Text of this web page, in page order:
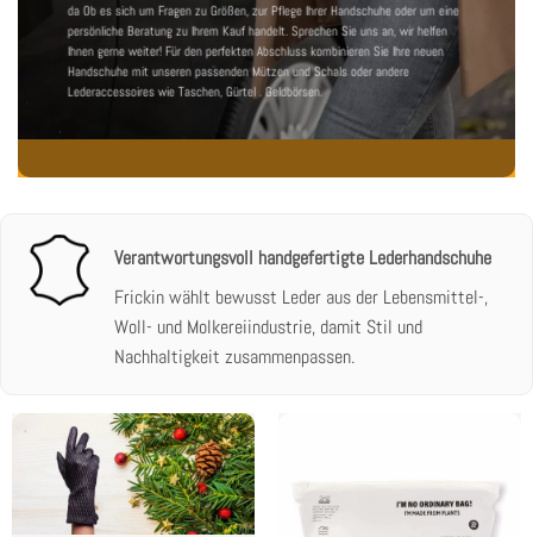
daOb es sich um Fragen zu Größen, zur Pflege Ihrer Handschuhe oder um eine
persönliche Beratung zu Ihrem Kauf handelt. Sprechen Sie uns an, wir helfen
Ihnen gerne weiter! Für den perfekten Abschluss kombinieren Sie Ihre neuen
Handschuhe mit unseren passenden Mützen und Schalsoder andere
Lederaccessoires wie Taschen, Gürtel. Geldbörsen.
Verantwortungsvoll handgefertigte Lederhandschuhe
Frickin wählt bewusst Leder aus der Lebensmittel-,
Woll- und Molkereiindustrie, damit Stil und
Nachhaltigkeit zusammenpassen.